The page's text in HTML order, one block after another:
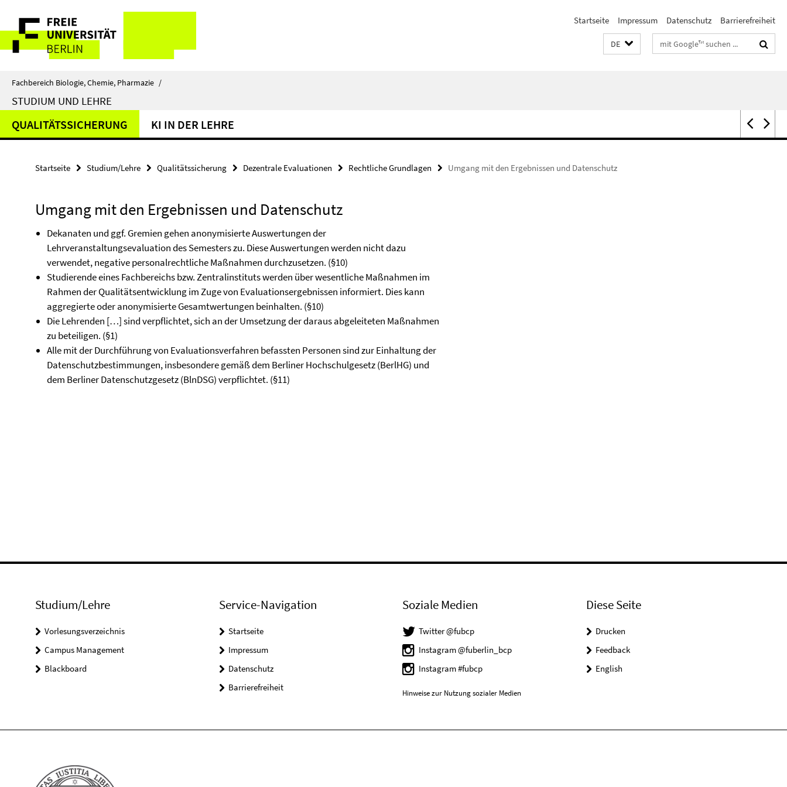
direkt
Inhalt
Service-
Navigation
Startseite Impressum Datenschutz Barrierefreiheit
DE Suchbegriffe
Fachbereich Biologie, Chemie, Pharmazie /
STUDIUM UND LEHRE
QUALITÄTSSICHERUNG KI IN DER LEHRE
Startseite Studium/Lehre Qualitätssicherung Dezentrale Evaluationen Rechtliche Grundlagen Umgang mit den Ergebnissen und Datenschutz
Umgang mit den Ergebnissen und Datenschutz
Dekanaten und ggf. Gremien gehen anonymisierte Auswertungen der
Lehrveranstaltungsevaluation des Semesters zu. Diese Auswertungen werden nicht dazu
verwendet, negative personalrechtliche Maßnahmen durchzusetzen. (§10)
Studierende eines Fachbereichs bzw. Zentralinstituts werden über wesentliche Maßnahmen im
Rahmen der Qualitätsentwicklung im Zuge von Evaluationsergebnissen informiert. Dies kann
aggregierte oder anonymisierte Gesamtwertungen beinhalten. (§10)
Die Lehrenden […] sind verpflichtet, sich an der Umsetzung der daraus abgeleiteten Maßnahmen
zu beteiligen. (§1)
Alle mit der Durchführung von Evaluationsverfahren befassten Personen sind zur Einhaltung der
Datenschutzbestimmungen, insbesondere gemäß dem Berliner Hochschulgesetz (BerlHG) und
dem Berliner Datenschutzgesetz (BlnDSG) verpflichtet. (§11)
Studium/Lehre
Vorlesungsverzeichnis
Campus Management
Blackboard
Service-Navigation
Startseite
Impressum
Datenschutz
Barrierefreiheit
Soziale Medien
Twitter @fubcp
Instagram @fuberlin_bcp
Instagram #fubcp
Hinweise zur Nutzung sozialer Medien
Diese Seite
Drucken
Feedback
English